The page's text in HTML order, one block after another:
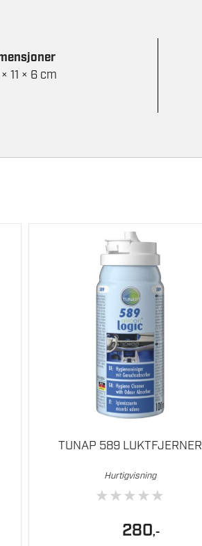
11 × 6 cm
TUNAP 589 LUKTFJERNER
Hurtigvisning
★★★★★
280,-